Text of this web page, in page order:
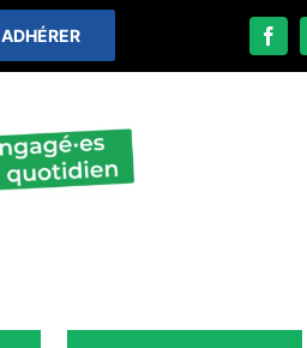
ADHÉRER